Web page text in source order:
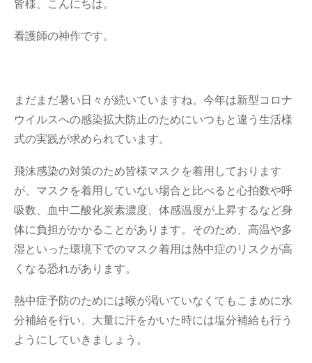
皆様、こんにちは。
看護師の神作です。
まだまだ暑い日々が続いていますね。今年は新型コロナ
ウイルスへの感染拡大防止のためにいつもと違う生活様
式の実践が求められています。
飛沫感染の対策のため皆様マスクを着用しております
が、マスクを着用していない場合と比べると心拍数や呼
吸数、血中二酸化炭素濃度、体感温度が上昇するなど身
体に負担がかかることがあります。そのため、高温や多
湿といった環境下でのマスク着用は熱中症のリスクが高
くなる恐れがあります。
熱中症予防のためには喉が渇いていなくてもこまめに水
分補給を行い、大量に汗をかいた時には塩分補給も行う
ようにしていきましょう。